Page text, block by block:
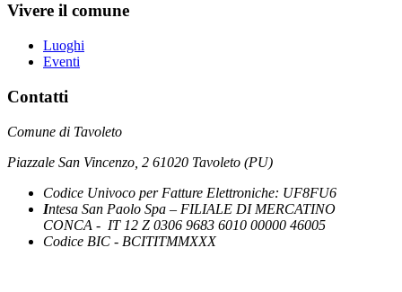
Vivere il comune
Luoghi
Eventi
Contatti
Comune di Tavoleto
Piazzale San Vincenzo, 2 61020 Tavoleto (PU)
Codice Univoco per Fatture Elettroniche: UF8FU6
Intesa San Paolo Spa – FILIALE DI MERCATINO
CONCA - IT 12 Z 0306 9683 6010 00000 46005
Codice BIC - BCITITMMXXX